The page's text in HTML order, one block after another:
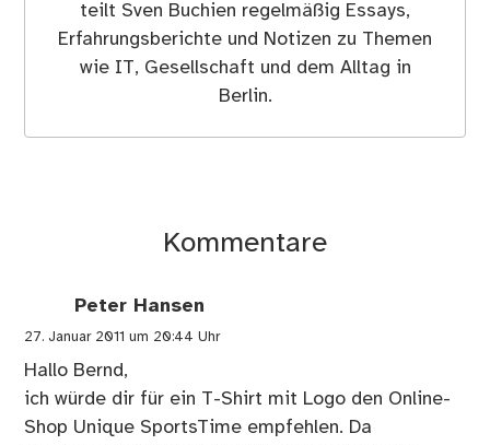
teilt Sven Buchien regelmäßig Essays,
Erfahrungsberichte und Notizen zu Themen
wie IT, Gesellschaft und dem Alltag in
Berlin.
Kommentare
Peter Hansen
27. Januar 2011 um 20:44 Uhr
Hallo Bernd,
ich würde dir für ein T-Shirt mit Logo den Online-
Shop Unique SportsTime empfehlen. Da